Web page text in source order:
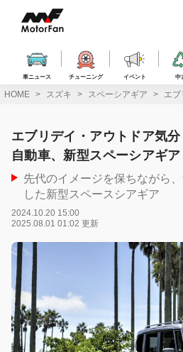
ス
車ニュース チューニング イベント 中
HOME スズキ スペーシアギア エ
エブリデイ・アウトドア気
自動車、新型スペーシアギア
先代のイメージを保ちながら
した新型スペースシアギア
2024.10.20 15:00
2025.08.01 01:02 更新